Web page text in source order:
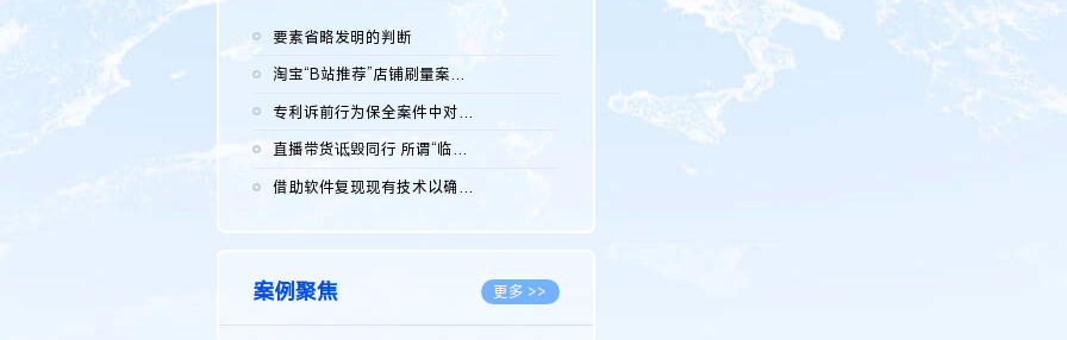
要素省略发明的判断
淘宝“B站推荐”店铺刷量案维持原判，两被告连带赔偿150万元
专利诉前行为保全案件中对仿制药申请人曾作出三类声明的考量及违...
直播带货诋毁同行 所谓“临场发挥”不免责
借助软件复现现有技术以确认相关参数特征是否被公开
案例聚焦 更多 >>